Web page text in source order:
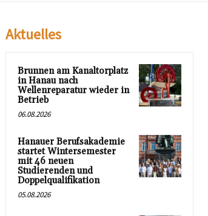
Aktuelles
Brunnen am Kanaltorplatz
in Hanau nach
Wellenreparatur wieder in
Betrieb
06.08.2026
Hanauer Berufsakademie
startet Wintersemester
mit 46 neuen
Studierenden und
Doppelqualifikation
05.08.2026